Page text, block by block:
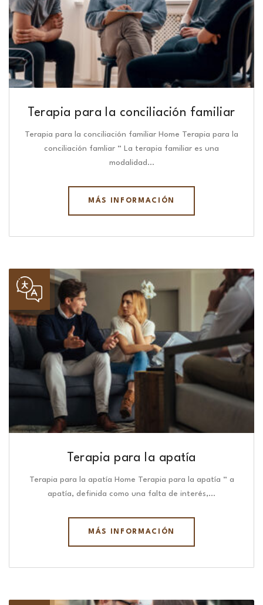
Terapia para la conciliación familiar
Terapia para la conciliación familiar Home Terapia para la
conciliación famliar “ La terapia familiar es una
modalidad…
MÁS INFORMACIÓN
Terapia para la apatía
Terapia para la apatía Home Terapia para la apatía “ a
apatía, definida como una falta de interés,…
MÁS INFORMACIÓN